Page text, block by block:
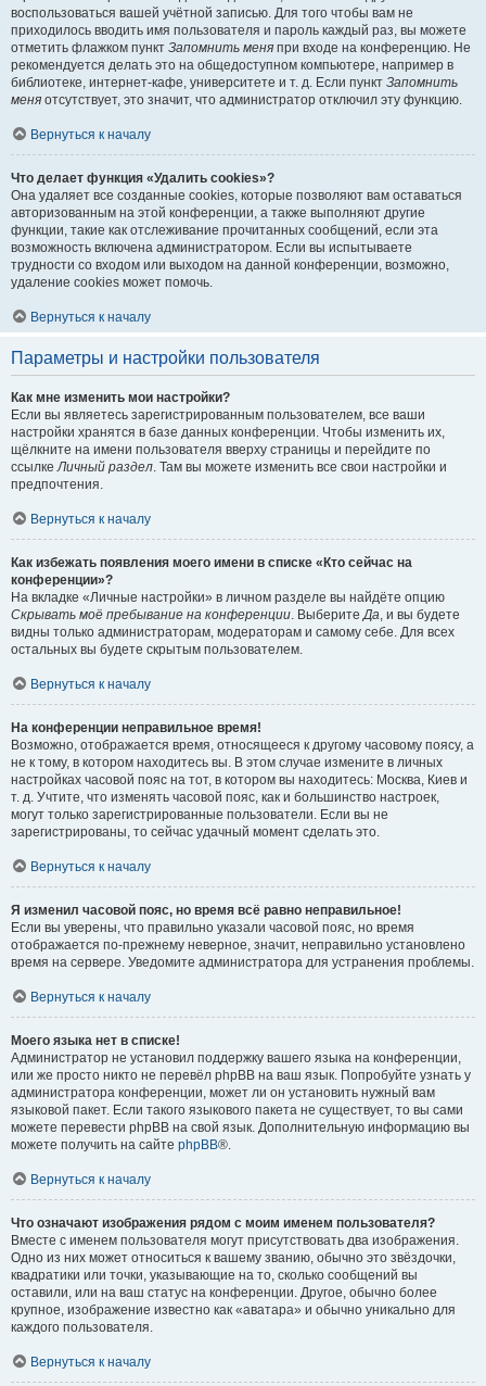
воспользоваться вашей учётной записью. Для того чтобы вам не
приходилось вводить имя пользователя и пароль каждый раз, вы можете
отметить флажком пункт Запомнить меня при входе на конференцию. Не
рекомендуется делать это на общедоступном компьютере, например в
библиотеке, интернет-кафе, университете и т. д. Если пункт Запомнить
меня отсутствует, это значит, что администратор отключил эту функцию.
Вернуться к началу
Что делает функция «Удалить cookies»?
Она удаляет все созданные cookies, которые позволяют вам оставаться
авторизованным на этой конференции, а также выполняют другие
функции, такие как отслеживание прочитанных сообщений, если эта
возможность включена администратором. Если вы испытываете
трудности со входом или выходом на данной конференции, возможно,
удаление cookies может помочь.
Вернуться к началу
Параметры и настройки пользователя
Как мне изменить мои настройки?
Если вы являетесь зарегистрированным пользователем, все ваши
настройки хранятся в базе данных конференции. Чтобы изменить их,
щёлкните на имени пользователя вверху страницы и перейдите по
ссылкеЛичный раздел. Там вы можете изменить все свои настройки и
предпочтения.
Вернуться к началу
Как избежать появления моего имени в списке «Кто сейчас на
конференции»?
На вкладке «Личные настройки» в личном разделе вы найдёте опцию
Скрывать моё пребывание на конференции. ВыберитеДа, и вы будете
видны только администраторам, модераторам и самому себе. Для всех
остальных вы будете скрытым пользователем.
Вернуться к началу
На конференции неправильное время!
Возможно, отображается время, относящееся к другому часовому поясу, а
не к тому, в котором находитесь вы. В этом случае измените в личных
настройках часовой пояс на тот, в котором вы находитесь: Москва, Киев и
т. д. Учтите, что изменять часовой пояс, как и большинство настроек,
могут только зарегистрированные пользователи. Если вы не
зарегистрированы, то сейчас удачный момент сделать это.
Вернуться к началу
Я изменил часовой пояс, но время всё равно неправильное!
Если вы уверены, что правильно указали часовой пояс, но время
отображается по-прежнему неверное, значит, неправильно установлено
время на сервере. Уведомите администратора для устранения проблемы.
Вернуться к началу
Моего языка нет в списке!
Администратор не установил поддержку вашего языка на конференции,
или же просто никто не перевёл phpBB на ваш язык. Попробуйте узнать у
администратора конференции, может ли он установить нужный вам
языковой пакет. Если такого языкового пакета не существует, то вы сами
можете перевести phpBB на свой язык. Дополнительную информацию вы
можете получить на сайте phpBB®.
Вернуться к началу
Что означают изображения рядом с моим именем пользователя?
Вместе с именем пользователя могут присутствовать два изображения.
Одно из них может относиться к вашему званию, обычно это звёздочки,
квадратики или точки, указывающие на то, сколько сообщений вы
оставили, или на ваш статус на конференции. Другое, обычно более
крупное, изображение известно как «аватара» и обычно уникально для
каждого пользователя.
Вернуться к началу